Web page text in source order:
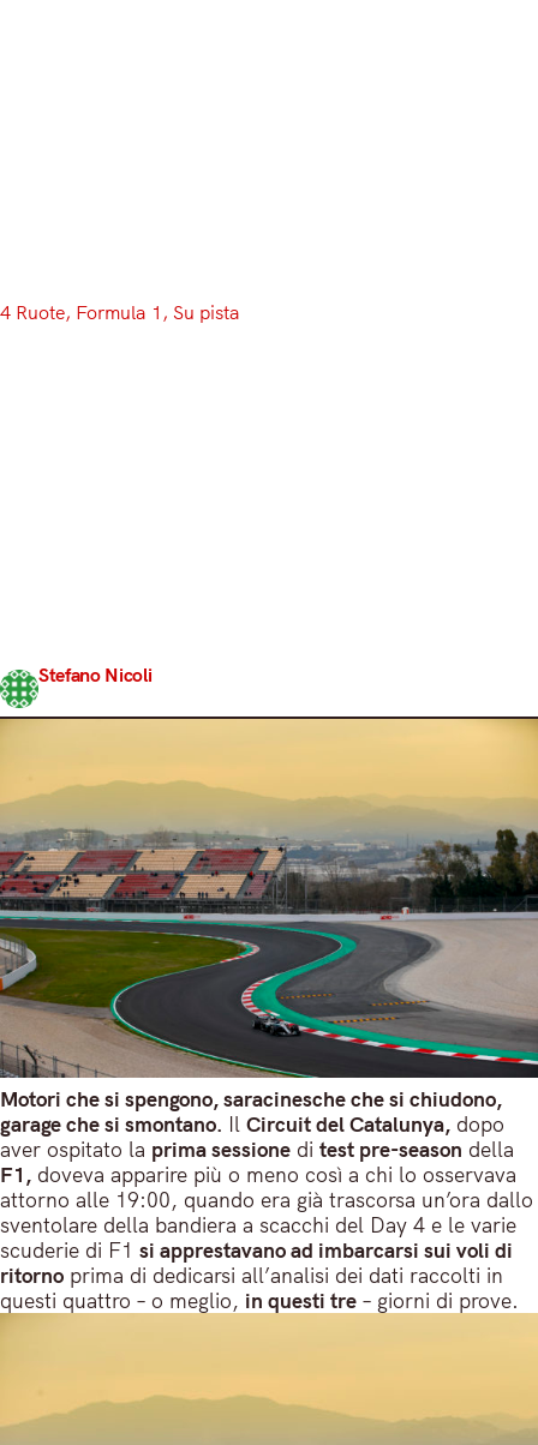
4 Ruote, Formula 1 , Su pista
Stefano Nicoli
Motori che si spengono, saracinesche che si chiudono,
garage che si smontano. Il Circuit del Catalunya, dopo
aver ospitato la prima sessione di test pre-season della
F1, doveva apparire più o meno così a chi lo osservava
attorno alle 19:00, quando era già trascorsa un’ora dallo
sventolare della bandiera a scacchi del Day 4 e le varie
scuderie di F1 si apprestavano ad imbarcarsi sui voli di
ritorno prima di dedicarsi all’analisi dei dati raccolti in
questi quattro – o meglio, in questi tre – giorni di prove.